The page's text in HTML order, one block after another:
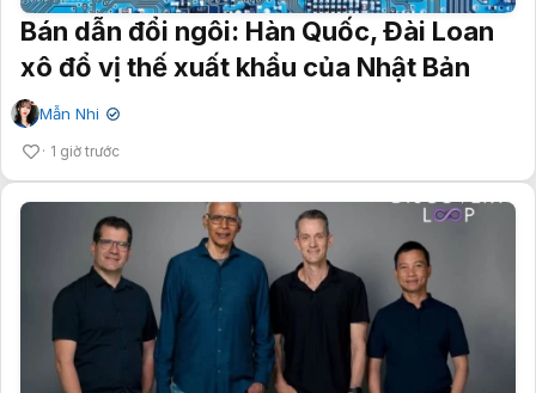
Bán dẫn đổi ngôi: Hàn Quốc, Đài Loan
xô đổ vị thế xuất khẩu của Nhật Bản
Mẫn Nhi ✔
1 giờ trước